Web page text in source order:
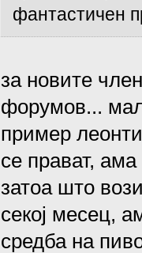
фантастичен
за новите
форумов...
пример
се прават,
затоа што
секој месец,
средба на